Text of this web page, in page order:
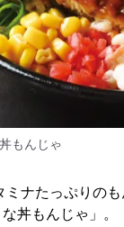
もんじゃ
ナたっぷりの
丼もんじゃ」。